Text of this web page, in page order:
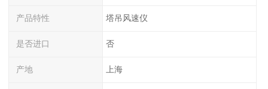
产品特性 塔吊风速仪
是否进口 否
产地 上海